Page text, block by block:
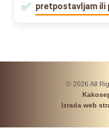
pretpostavljam ili
© 2026 All
Izrada web